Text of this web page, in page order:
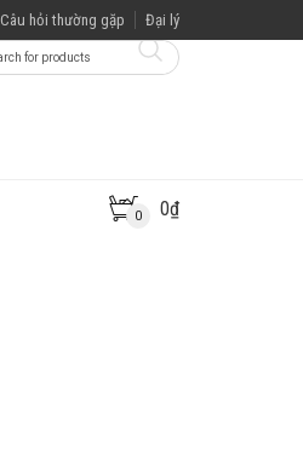
Câu hỏi thường gặp Đại lý
0 0₫